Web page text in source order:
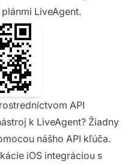
LiveAgent.
API
k LiveAgent? Žiadny
nášho API kľúča.
iOS integráciou s